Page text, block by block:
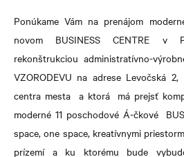
Ponúkame Vám na prenájom
novom BUSINESS CENTRE v
rekonštrukciou administratívno-
VZORODEVU na adrese Levočská
centra mesta a ktorá má prejsť
moderné 11 poschodové Á-čkové
space, one space, kreatívnymi
prízemí a ku ktorému bude